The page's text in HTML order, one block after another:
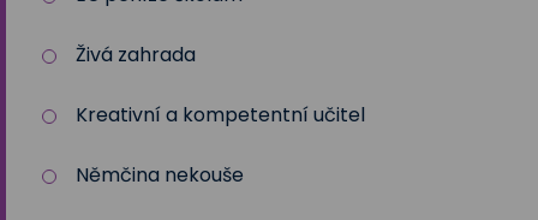
Živá zahrada
Kreativní a kompetentní učitel
Němčina nekouše